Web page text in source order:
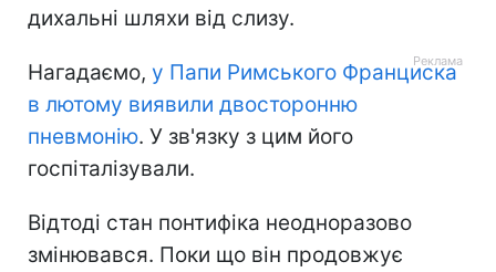
дихальні шляхи від слизу.
Нагадаємо, у Папи Римського Франциска
в лютому виявили двосторонню
пневмонію. У зв'язку з цим його
госпіталізували.
Відтоді стан понтифіка неодноразово
змінювався. Поки що він продовжує